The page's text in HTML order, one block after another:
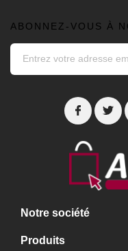
ABONNEZ-VOUS À
Notre société
Produits